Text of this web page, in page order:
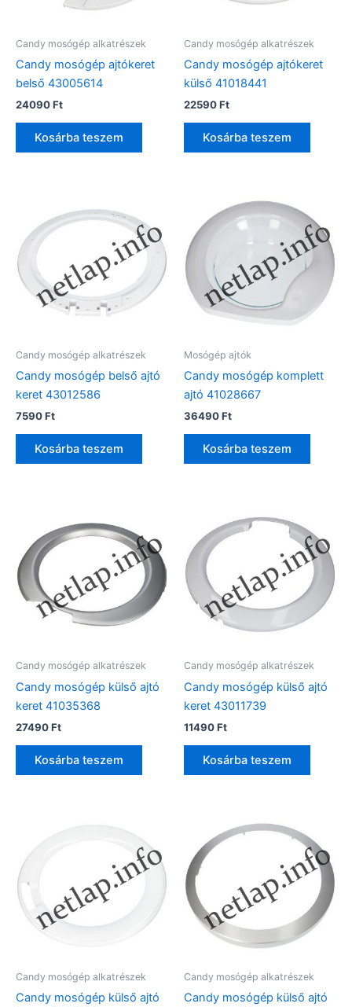
Candy mosógép alkatrészek
Candy mosógép ajtókeret
belső 43005614
24090Ft
Kosárba teszem
Candy mosógép alkatrészek
Candy mosógép ajtókeret
külső 41018441
22590Ft
Kosárba teszem
Candy mosógép alkatrészek
Candy mosógép belső ajtó
keret 43012586
7590Ft
Kosárba teszem
Mosógép ajtók
Candy mosógép komplett
ajtó 41028667
36490Ft
Kosárba teszem
Candy mosógép alkatrészek
Candy mosógép külső ajtó
keret 41035368
27490Ft
Kosárba teszem
Candy mosógép alkatrészek
Candy mosógép külső ajtó
keret 43011739
11490Ft
Kosárba teszem
Candy mosógép alkatrészek
Candy mosógép külső ajtó
Candy mosógép alkatrészek
Candy mosógép külső ajtó